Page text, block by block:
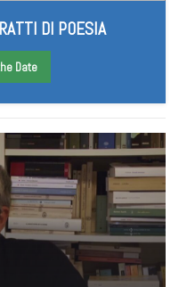
DI POESIA
Date